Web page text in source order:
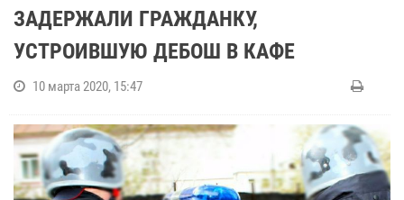
ЗАДЕРЖАЛИ ГРАЖДАНКУ,
УСТРОИВШУЮ ДЕБОШ В КАФЕ
10 марта 2020, 15:47